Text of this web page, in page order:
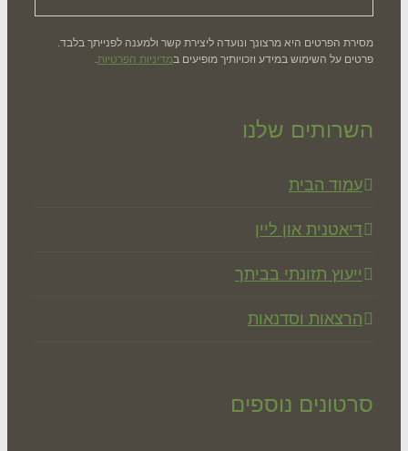
הפרטים היא מרצונך ונועדה ליצירת קשר ולמענה לפנייתך בלבד.
על השימוש במידע וזכויותיך מופיעים ב מדיניות הפרטיות.
שלנו
הבית
און ליין
תזונתי בביתך
וסדנאות
נוספים